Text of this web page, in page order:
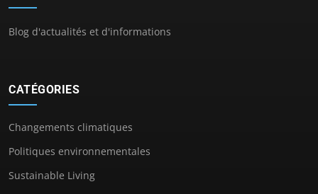
Blog d'actualités et d'informations
CATÉGORIES
Changements climatiques
Politiques environnementales
Sustainable Living